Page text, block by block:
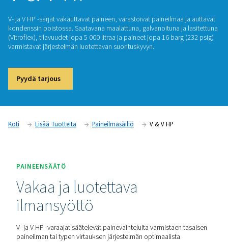
PAINEILMASÄILIÖT
V & V HP
V- ja V HP -sarjat vakauttavat paineen, varastoivat
(Vitroflex), tilavuudet jopa 5 000 litraa ja paineet jopa 16
Pyydä tarjous
Koti Lisää Tuotteita Paineilmasäiliö